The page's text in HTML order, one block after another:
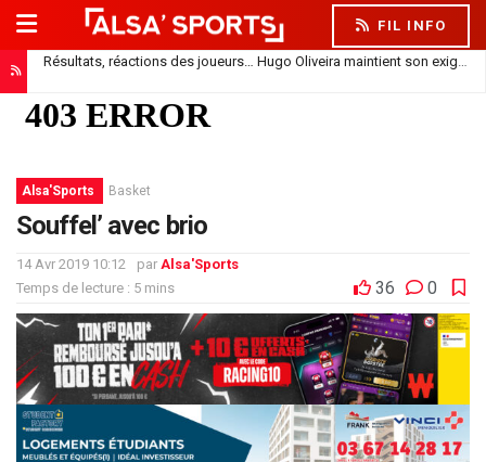
FIL INFO
Résultats, réactions des joueurs… Hugo Oliveira maintient son exigence
Alsa'Sports Basket
Souffel’ avec brio
14 Avr 2019 10:12 par Alsa'Sports
Temps de lecture : 5 mins
36 0